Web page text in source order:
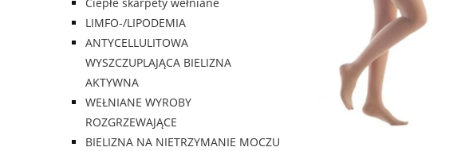
LIMFO-/LIPODEMIA
ANTYCELLULITOWA
WYSZCZUPLAJĄCA BIELIZNA
AKTYWNA
WEŁNIANE WYROBY
ROZGRZEWAJĄCE
BIELIZNA NA NIETRZYMANIE MOCZU